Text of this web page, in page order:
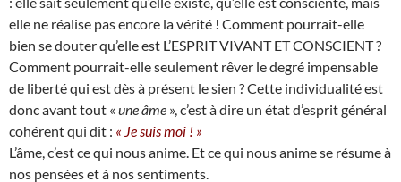
elle ne réalise pas encore la vérité ! Comment pourrait-elle
bien se douter qu’elle est L’ESPRIT VIVANT ET CONSCIENT ?
Comment pourrait-elle seulement rêver le degré impensable
de liberté qui est dès à présent le sien ? Cette individualité est
donc avant tout « une âme », c’est à dire un état d’esprit général
cohérent qui dit : « Je suis moi ! »
L’âme, c’est ce qui nous anime. Et ce qui nous anime se résume à
nos pensées et à nos sentiments.